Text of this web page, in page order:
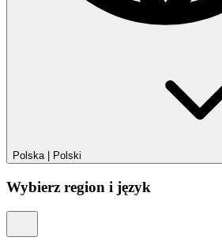
Polska| Polski
Wybierz region i język